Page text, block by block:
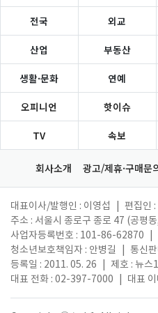
전국 외교
산업 부동산
생활·문화 연예
오피니언 핫이슈
TV 속보
회사소개 광고/제휴·구매문
대표이사/발행인 : 이영섭 편집인 :
주소 : 서울시 종로구 종로 47 (공평
사업자등록번호 : 101-86-62870
청소년보호책임자 : 안병길
통신
등록일 : 2011. 05. 26
제호 : 뉴스
대표 전화 : 02-397-7000
대표